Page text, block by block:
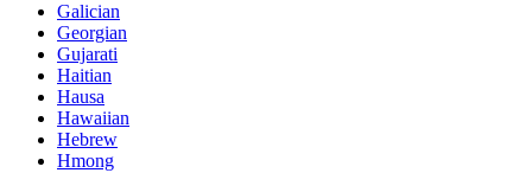
Galician
Georgian
Gujarati
Haitian
Hausa
Hawaiian
Hebrew
Hmong